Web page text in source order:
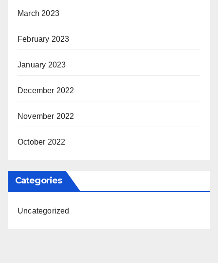
March 2023
February 2023
January 2023
December 2022
November 2022
October 2022
Categories
Uncategorized